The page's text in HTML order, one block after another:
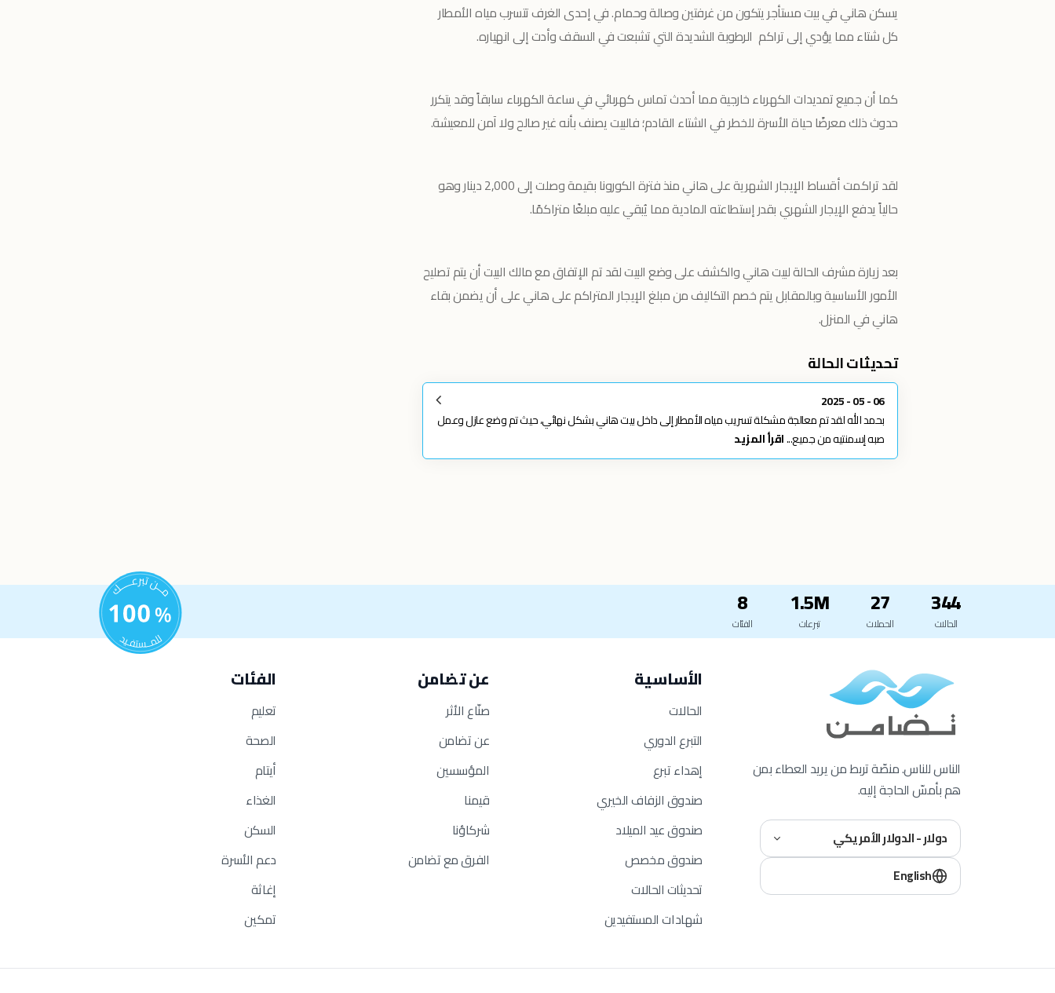
يسكن هاني في بيت مستأجر يتكون من غرفتين وصالة وحمام. في إحدى الغرف تتسرب مياه الأمطار
كل شتاء مما يؤدي إلى تراكم الرطوبة الشديدة التي تشبعت في السقف وأدت إلى انهياره.
كما أن جميع تمديدات الكهرباء خارجية مما أحدث تماس كهربائي في ساعة الكهرباء سابقاً وقد يتكرر
حدوث ذلك معرضًا حياة الأسرة للخطر في الشتاء القادم؛ فالبيت يصنف بأنه غير صالح ولا آمن للمعيشة.
لقد تراكمت أقساط الإيجار الشهرية على هاني منذ فترة الكورونا بقيمة وصلت إلى
وهو
حالياً يدفع الإيجار الشهري بقدر إستطاعته المادية مما يُبقي عليه مبلغًا متراكمًا.
بعد زيارة مشرف الحالة لبيت هاني والكشف على وضع البيت لقد تم الإتفاق مع مالك البيت أن يتم تصليح
الأمور الأساسية وبالمقابل يتم خصم التكاليف من مبلغ الإيجار المتراكم على هاني على أن يضمن بقاء
هاني في المنزل.
تحديثات الحالة
06 - 05 - 2025
بحمد الله لقد تم معالجة مشكلة تسريب مياه الأمطار إلى داخل بيت هاني بشكل نهائي، حيث تم وضع عازل وعمل
صبه إسمنتيه من جميع...اقرأ المزيد
344
الحالات
27
الحملات
1.5M
تبرعات
8
الفئات
الناس للناس. منصّة تربط من يريد العطاء بمن
هم بأمسّ الحاجة إليه.
دولار - الدولار الأمريكي
English
الأساسية
الحالات
التبرع الدوري
إهداء تبرع
صندوق الزفاف الخيري
صندوق عيد الميلاد
صندوق مخصص
تحديثات الحالات
شهادات المستفيدين
عن تضامن
صنّاع الأثر
عن تضامن
المؤسسين
قيمنا
شركاؤنا
الفرق مع تضامن
الفئات
تعليم
الصحة
أيتام
الغذاء
السكن
دعم الأسرة
إغاثة
تمكين